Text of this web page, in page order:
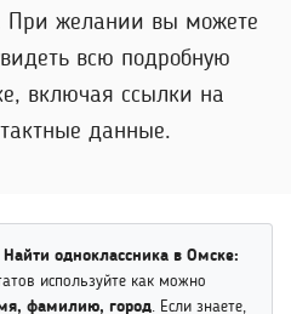
При желании вы можете
всю подробную
включая ссылки на
данные.
одноклассника в Омске:
используйте как можно
фамилию, город. Если знаете,